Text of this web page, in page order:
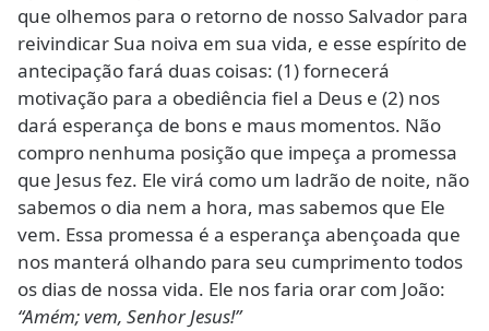
que olhemos para o retorno de nosso Salvador para
reivindicar Sua noiva em sua vida, e esse espírito de
antecipação fará duas coisas: (1) fornecerá
motivação para a obediência fiel a Deus e (2) nos
dará esperança de bons e maus momentos. Não
compro nenhuma posição que impeça a promessa
que Jesus fez. Ele virá como um ladrão de noite, não
sabemos o dia nem a hora, mas sabemos que Ele
vem. Essa promessa é a esperança abençoada que
nos manterá olhando para seu cumprimento todos
os dias de nossa vida. Ele nos faria orar com João:
“Amém; vem, Senhor Jesus!”